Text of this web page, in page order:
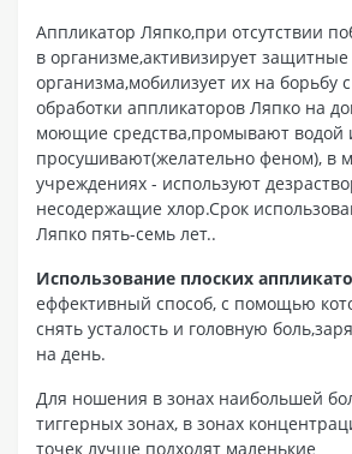
Аппликатор Ляпко,при отсутствии
в организме,активизирует
организма,мобилизует их на борьбу
обработки аппликаторов Ляпко на
моющие средства,промывают водой
просушивают(желательно феном), в
учреждениях - используют
несодержащие хлор.Срок
Ляпко пять-семь лет..
Использование плоских
еффективный способ, с помощью
снять усталость и головную
на день.
Для ношения в зонах наибольшей
тиггерных зонах, в зонах
точек лучше подходят маленькие